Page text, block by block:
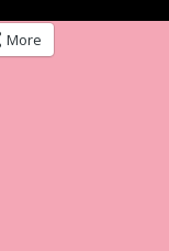
More